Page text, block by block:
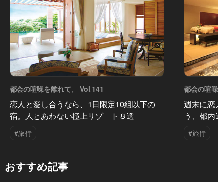
都会の喧噪を離れて。 Vol.141
恋人と愛し合うなら、1日限定10組以下の
宿。人とあわない極上リゾート８選
#旅行
都会の喧
週末に恋
う、都
#旅行
おすすめ記事